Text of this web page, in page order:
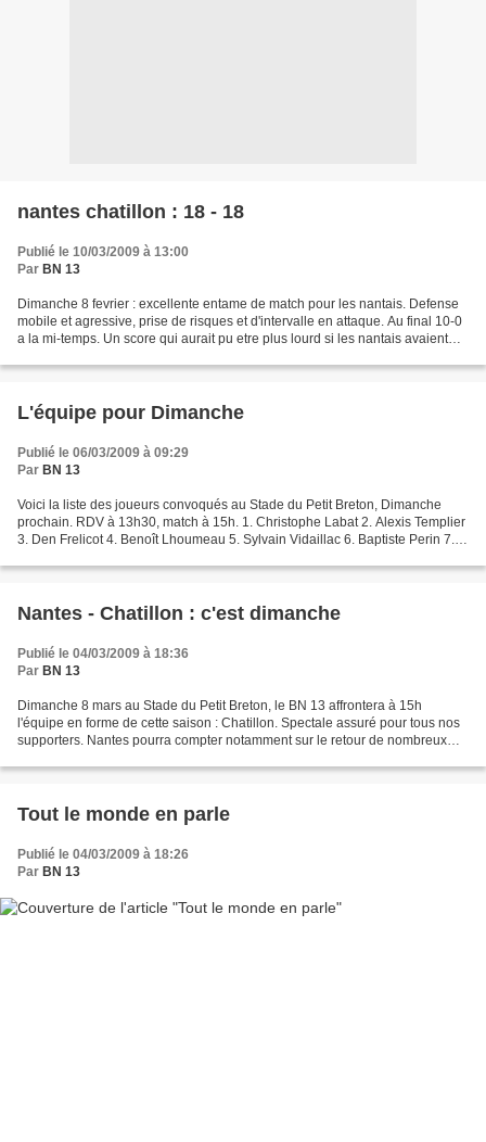
nantes chatillon : 18 - 18
Publié le 10/03/2009 à 13:00
Par BN 13
Dimanche 8 fevrier : excellente entame de match pour les nantais. Defense
mobile et agressive, prise de risques et d'intervalle en attaque. Au final 10-0
a la mi-temps. Un score qui aurait pu etre plus lourd si les nantais avaient
L'équipe pour Dimanche
Publié le 06/03/2009 à 09:29
Par BN 13
Voici la liste des joueurs convoqués au Stade du Petit Breton, Dimanche
prochain. RDV à 13h30, match à 15h. 1. Christophe Labat 2. Alexis Templier
3. Den Frelicot 4. Benoît Lhoumeau 5. Sylvain Vidaillac 6. Baptiste Perin 7.
Nantes - Chatillon : c'est dimanche
Publié le 04/03/2009 à 18:36
Par BN 13
Dimanche 8 mars au Stade du Petit Breton, le BN 13 affrontera à 15h
l'équipe en forme de cette saison : Chatillon. Spectale assuré pour tous nos
supporters. Nantes pourra compter notamment sur le retour de nombreux
Tout le monde en parle
Publié le 04/03/2009 à 18:26
Par BN 13